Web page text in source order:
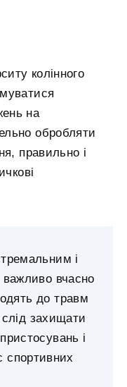
колінного
на
обробляти
правильно і
і
вчасно
до травм
захищати
і
спортивних